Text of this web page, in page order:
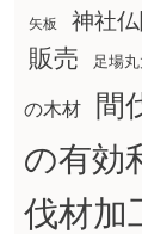
矢板 神社
販売 足場丸
の木材 間
の有効
伐材加